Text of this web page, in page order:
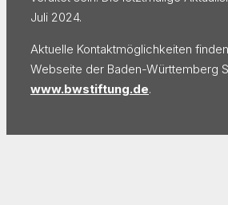
Juli 2024.
Aktuelle Kontaktmöglichkeiten
Webseite der Baden-Württemberg
www.bwstiftung.de.